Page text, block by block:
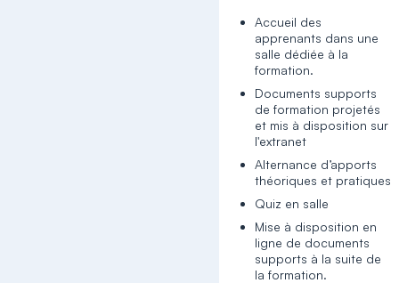
Accueil des
apprenants dans une
salle dédiée à la
formation.
Documents supports
de formation projetés
et mis à disposition sur
l'extranet
Alternance d’apports
théoriques et pratiques
Quiz en salle
Mise à disposition en
ligne de documents
supports à la suite de
la formation.